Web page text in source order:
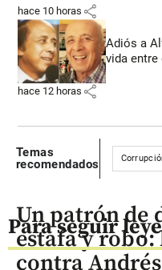
hace 10 horas share
Adiós a
vida entre
hace 12 horas share
Temas
recomendados
Para seguir
Un patrón de
estafa y
contra